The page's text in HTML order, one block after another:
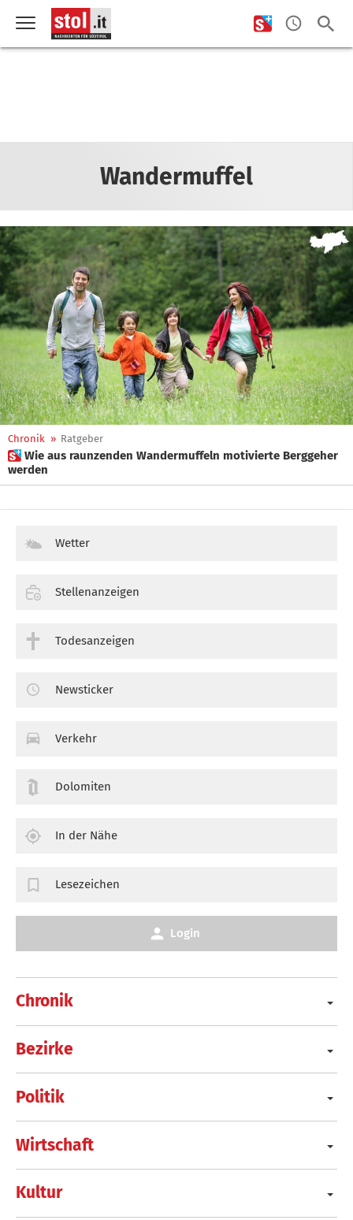
Wandermuffel
Chronik » Ratgeber
 Wie aus raunzenden Wandermuffeln motivierte Berggeher
werden
Chronik
Bezirke
Politik
Wirtschaft
Kultur
Wetter
Stellenanzeigen
Todesanzeigen
Newsticker
Verkehr
Dolomiten
In der Nähe
Lesezeichen
Login